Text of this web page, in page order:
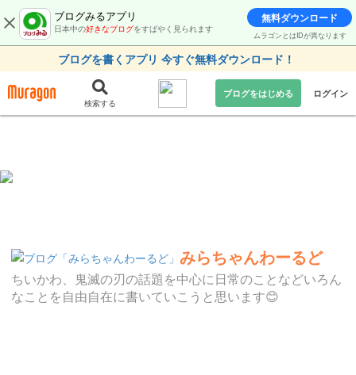
ブログみるアプリ
日本中の好きなブログをすばやく見られます
無料ダウンロード
ムラゴンとはIDが異なります
ブログを書くアプリ 今すぐ無料ダウンロード！
検索する
ブログをはじめる ログイン
みらちゃんわーるど
ちいかわ、鬼滅の刃の話題を中心に日常のことなどいろん
なことを自由自在に書いていこうと思います😊